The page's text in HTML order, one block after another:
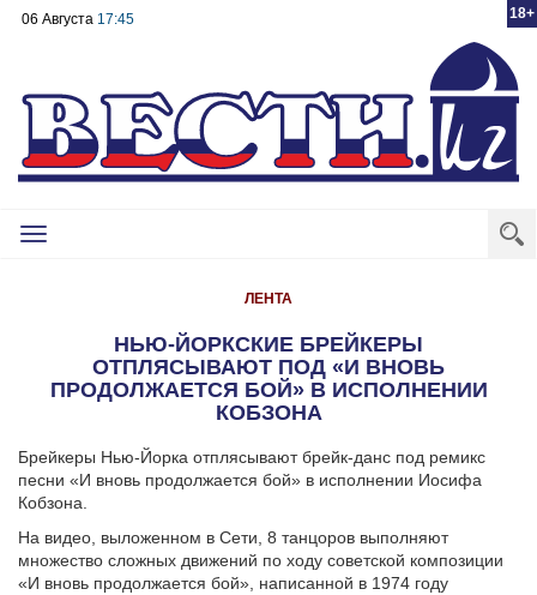
18+
06 Августа 17:45
Toggle
ЛЕНТА
НЬЮ-ЙОРКСКИЕ БРЕЙКЕРЫ
ОТПЛЯСЫВАЮТ ПОД «И ВНОВЬ
ПРОДОЛЖАЕТСЯ БОЙ» В ИСПОЛНЕНИИ
КОБЗОНА
Брейкеры Нью-Йорка отплясывают брейк-данс под ремикс
песни «И вновь продолжается бой» в исполнении Иосифа
Кобзона.
На видео, выложенном в Сети, 8 танцоров выполняют
множество сложных движений по ходу советской композиции
«И вновь продолжается бой», написанной в 1974 году